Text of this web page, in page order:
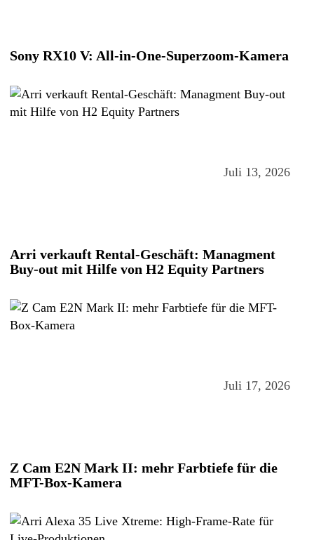
Sony RX10 V: All-in-One-Superzoom-Kamera
Juli 13, 2026
Arri verkauft Rental-Geschäft: Managment
Buy-out mit Hilfe von H2 Equity Partners
Juli 17, 2026
Z Cam E2N Mark II: mehr Farbtiefe für die
MFT-Box-Kamera